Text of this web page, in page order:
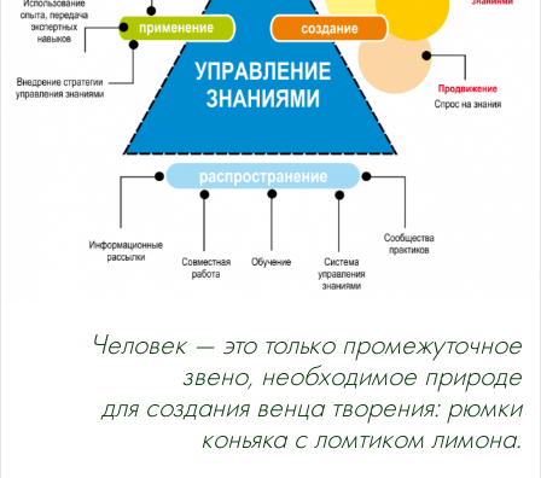
Человек — это только промежуточное
звено, необходимое природе
для создания венца творения: рюмки
коньяка с ломтиком лимона.